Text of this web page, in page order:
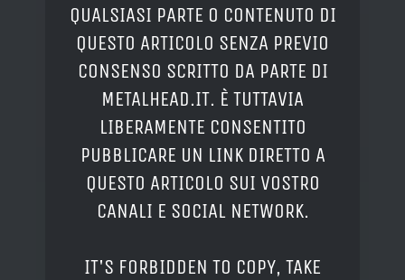
QUALSIASI PARTE O CONTENUTO DI
QUESTO ARTICOLO SENZA PREVIO
CONSENSO SCRITTO DA PARTE DI
METALHEAD.IT. È TUTTAVIA
LIBERAMENTE CONSENTITO
PUBBLICARE UN LINK DIRETTO A
QUESTO ARTICOLO SUI VOSTRO
CANALI E SOCIAL NETWORK.
IT'S FORBIDDEN TO COPY, TAKE